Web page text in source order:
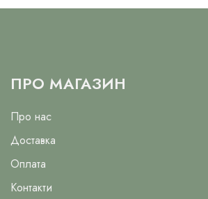
ПРО МАГАЗИН
Про нас
Доставка
Оплата
Контакти